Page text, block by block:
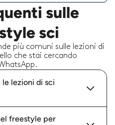
sulle
sci
più comuni sulle lezioni di
che stai cercando
le lezioni di sci
freestyle per